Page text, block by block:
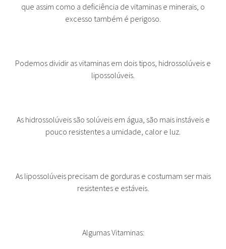
que assim como a deficiência de vitaminas e minerais, o
excesso também é perigoso.
Podemos dividir as vitaminas em dois tipos, hidrossolúveis e
lipossolúveis.
As hidrossolúveis são solúveis em água, são mais instáveis e
pouco resistentes a umidade, calor e luz.
As lipossolúveis precisam de gorduras e costumam ser mais
resistentes e estáveis.
Algumas Vitaminas: